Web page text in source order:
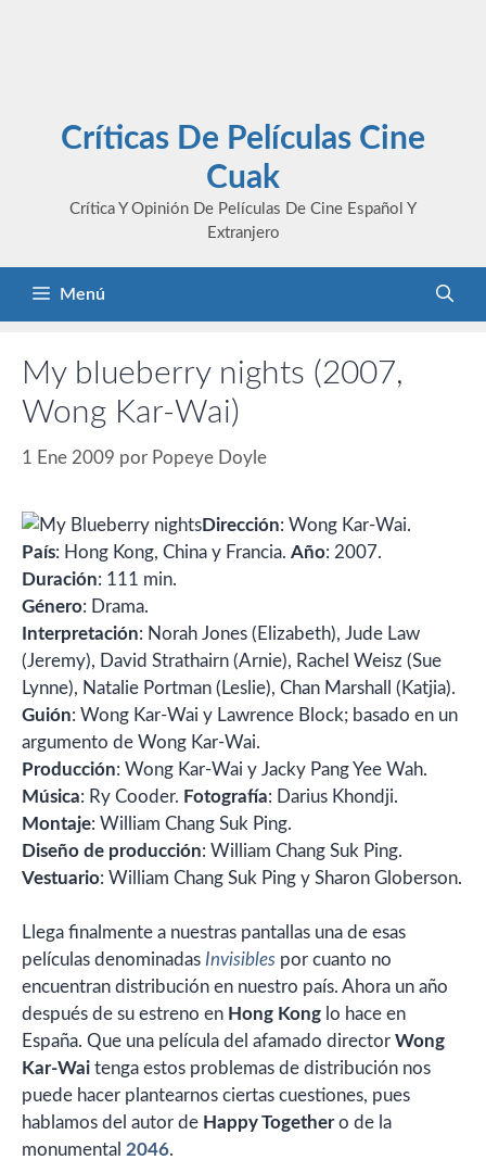
Críticas De Películas Cine
Cuak
Crítica Y Opinión De Películas De Cine Español Y
Extranjero
Menú
My blueberry nights (2007,
Wong Kar-Wai)
1 Ene 2009 por Popeye Doyle
Dirección: Wong Kar-Wai.
País: Hong Kong, China y Francia. Año: 2007.
Duración: 111 min.
Género: Drama.
Interpretación: Norah Jones (Elizabeth), Jude Law
(Jeremy), David Strathairn (Arnie), Rachel Weisz (Sue
Lynne), Natalie Portman (Leslie), Chan Marshall (Katjia).
Guión: Wong Kar-Wai y Lawrence Block; basado en un
argumento de Wong Kar-Wai.
Producción: Wong Kar-Wai y Jacky Pang Yee Wah.
Música: Ry Cooder. Fotografía: Darius Khondji.
Montaje: William Chang Suk Ping.
Diseño de producción: William Chang Suk Ping.
Vestuario: William Chang Suk Ping y Sharon Globerson.
Llega finalmente a nuestras pantallas una de esas
películas denominadas Invisibles por cuanto no
encuentran distribución en nuestro país. Ahora un año
después de su estreno en Hong Kong lo hace en
España. Que una película del afamado director Wong
Kar-Wai tenga estos problemas de distribución nos
puede hacer plantearnos ciertas cuestiones, pues
hablamos del autor de Happy Togethero de la
monumental 2046.